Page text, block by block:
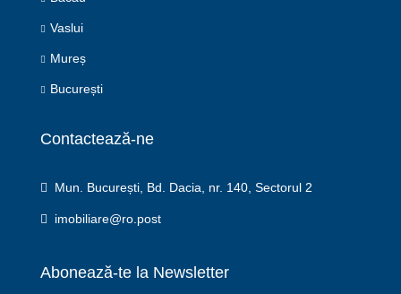
Vaslui
Mureș
București
Contactează-ne
Mun. București, Bd. Dacia, nr. 140, Sectorul 2
imobiliare@ro.post
Abonează-te la Newsletter